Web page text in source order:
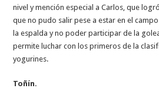
nivel y mención especial a Carlos, que
que no pudo salir pese a estar en el
la espalda y no poder participar de la
permite luchar con los primeros de la
yogurines.
Toñín.